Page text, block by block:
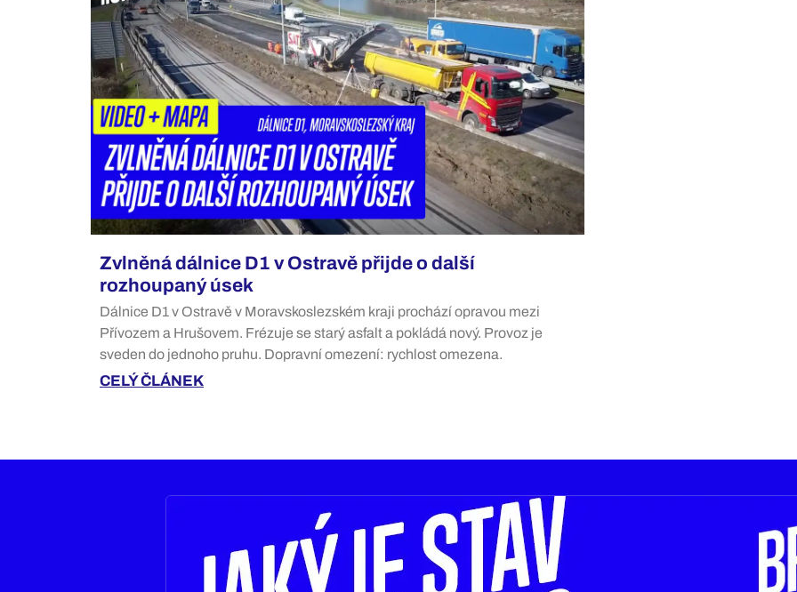
Zvlněná dálnice D1 v Ostravě přijde o další
rozhoupaný úsek
Dálnice D1 v Ostravě v Moravskoslezském kraji prochází opravou mezi
Přívozem a Hrušovem. Frézuje se starý asfalt a pokládá nový. Provoz je
sveden do jednoho pruhu. Dopravní omezení: rychlost omezena.
CELÝ ČLÁNEK